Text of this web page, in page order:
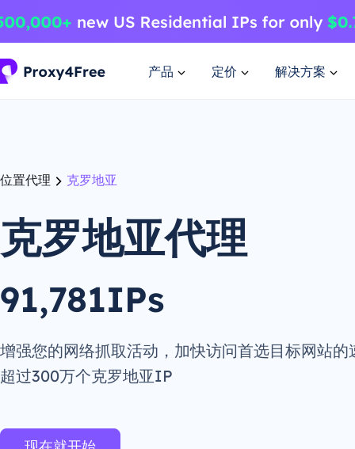
产品 定价 解决方案
位置代理 克罗地亚
克罗地亚代理
91,781IPs
增强您的网络抓取活动，加快访问首选目标网站的
超过300万个克罗地亚IP